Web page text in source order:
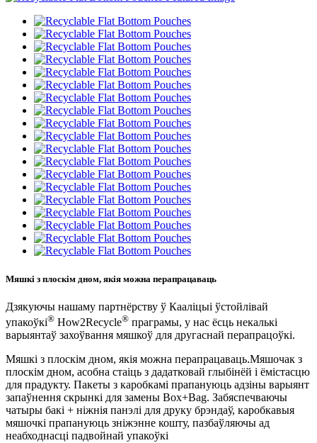
Мяшкі з плоскім дном, якія можна перапрацаваць
Дзякуючы нашаму партнёрству ў Кааліцыі ўстойлівай
упакоўкі® How2Recycle® праграмы, у нас ёсць некалькі
варыянтаў захоўвання мяшкоў для другаснай перапрацоўкі.
Мяшкі з плоскім дном, якія можна перапрацаваць.Мяшочак з
плоскім дном, асобна стаіць з дадатковай глыбінёй і ёмістасцю
для прадукту. Пакеты з каробкамі прапануюць адзіны варыянт
запаўнення скрынкі для замены Box+Bag. Забяспечваючы
чатыры бакі + ніжнія панэлі для друку брэндаў, каробкавыя
мяшочкі прапануюць зніжэнне кошту, пазбаўляючы ад
неабходнасці падвойнай упакоўкі